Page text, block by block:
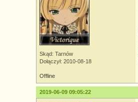
Skąd: Tarnów
Dołączył: 2010-08-18
Offline
2019-06-09 09:05:22